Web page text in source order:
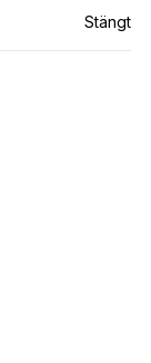
Stängt